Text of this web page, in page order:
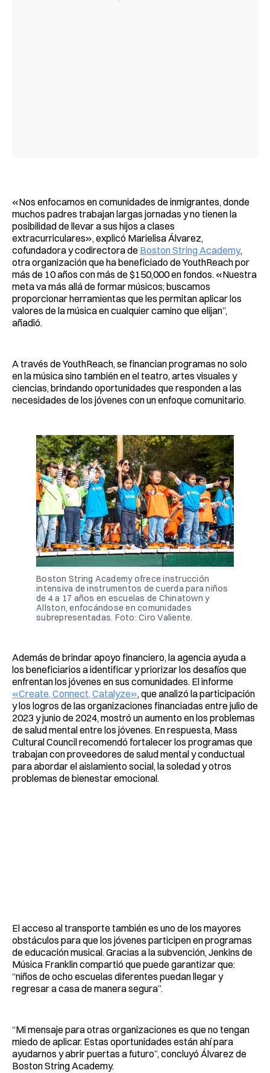
«Nos enfocamos en comunidades de inmigrantes, donde
muchos padres trabajan largas jornadas y no tienen la
posibilidad de llevar a sus hijos a clases
extracurriculares», explicó Marielisa Álvarez,
cofundadora y codirectora de Boston String Academy,
otra organización que ha beneficiado de YouthReach por
más de 10 años con más de $150,000 en fondos. «Nuestra
meta va más allá de formar músicos; buscamos
proporcionar herramientas que les permitan aplicar los
valores de la música en cualquier camino que elijan”,
añadió.
A través de YouthReach, se financian programas no solo
en la música sino también en el teatro, artes visuales y
ciencias, brindando oportunidades que responden a las
necesidades de los jóvenes con un enfoque comunitario.
Boston String Academy ofrece instrucción
intensiva de instrumentos de cuerda para niños
de 4 a 17 años en escuelas de Chinatown y
Allston, enfocándose en comunidades
subrepresentadas. Foto: Ciro Valiente.
Además de brindar apoyo financiero, la agencia ayuda a
los beneficiarios a identificar y priorizar los desafíos que
enfrentan los jóvenes en sus comunidades. El informe
«Create, Connect, Catalyze», que analizó la participación
y los logros de las organizaciones financiadas entre julio de
2023 y junio de 2024, mostró un aumento en los problemas
de salud mental entre los jóvenes. En respuesta, Mass
Cultural Council recomendó fortalecer los programas que
trabajan con proveedores de salud mental y conductual
para abordar el aislamiento social, la soledad y otros
problemas de bienestar emocional.
El acceso al transporte también es uno de los mayores
obstáculos para que los jóvenes participen en programas
de educación musical. Gracias a la subvención, Jenkins de
Música Franklin compartió que puede garantizar que:
“niños de ocho escuelas diferentes puedan llegar y
regresar a casa de manera segura”.
“Mi mensaje para otras organizaciones es que no tengan
miedo de aplicar. Estas oportunidades están ahí para
ayudarnos y abrir puertas a futuro”, concluyó Álvarez de
Boston String Academy.